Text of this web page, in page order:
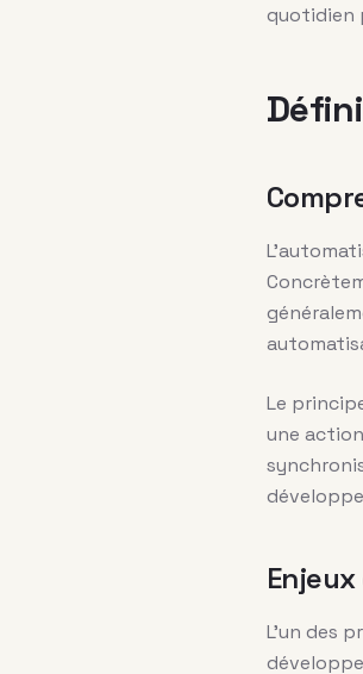
quotidien
Le
une
L’un des